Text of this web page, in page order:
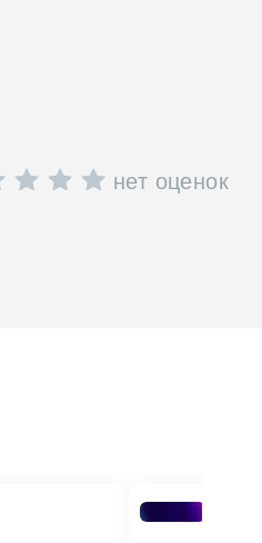
нет оценок